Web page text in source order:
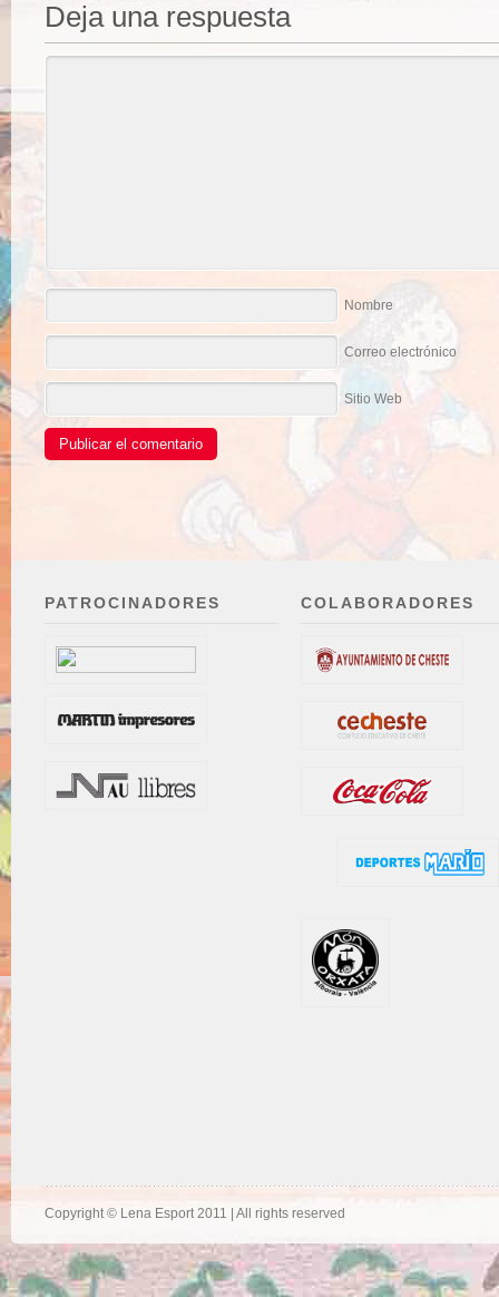
Deja una respuesta
Nombre
Correo electrónico
Sitio Web
PATROCINADORES COLABORADORES
Copyright © Lena Esport 2011 | All rights reserved